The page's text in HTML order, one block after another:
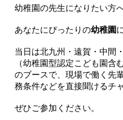
幼稚園の先生になりたい方
あなたにぴったりの幼稚園
当日は北九州・遠賀・中間
（幼稚園型認定こども園含
のブースで、現場で働く先
務条件などを直接聞けるチ
ぜひご参加ください。